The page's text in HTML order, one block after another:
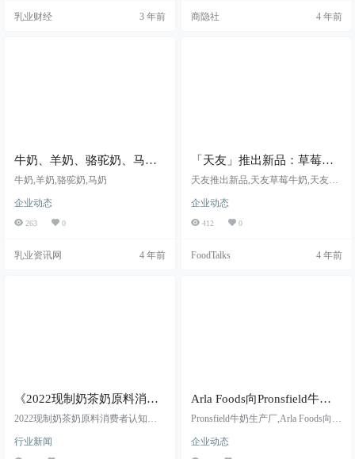
中，无乳糖牛奶在市场发展多年
乳业财经 3 年前 商隐社 4 年前
牛奶、羊奶、骆驼奶、马奶
有什么区别，一次说清楚
牛奶,羊奶,骆驼奶,马奶
企业动态
263 0
乳业资讯网 4 年前
「天友」推出新品：草莓牛
奶、菠萝牛奶
天友推出新品,天友草莓牛奶,天友菠
企业动态
412 0
FoodTalks 4 年前
《2022现制奶茶奶原料消费
者认知调查报告》出炉，超
原料品质
2022现制奶茶奶原料消费者认知调
关注,喜茶真奶原料使用满意度排名
第一
行业新闻
Arla Foods向Pronsfield牛奶
生产厂投资1.9亿欧元
Pronsfield牛奶生产厂,Arla Foods向Pr
亿公斤牛奶
企业动态